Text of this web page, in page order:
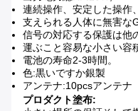
連続操作、安定した操作
支えられる人体に無害な
信号の対応する保護は他
運ぶこと容易な小さい容
電池の寿命2-3時間。
色:黒いですか銀製
アンテナ:10pcsアンテナ
プロダクト塗布: